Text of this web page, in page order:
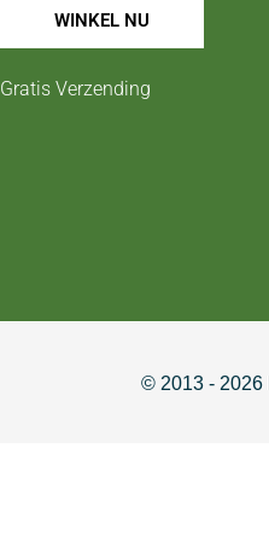
WINKEL NU
Gratis Verzending
© 2013 - 2026